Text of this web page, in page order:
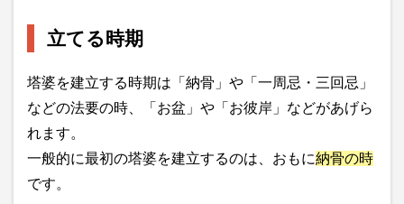
立てる時期
塔婆を建立する時期は「納骨」や「一周忌・三回忌」
などの法要の時、「お盆」や「お彼岸」などがあげら
れます。
一般的に最初の塔婆を建立するのは、おもに納骨の時
です。